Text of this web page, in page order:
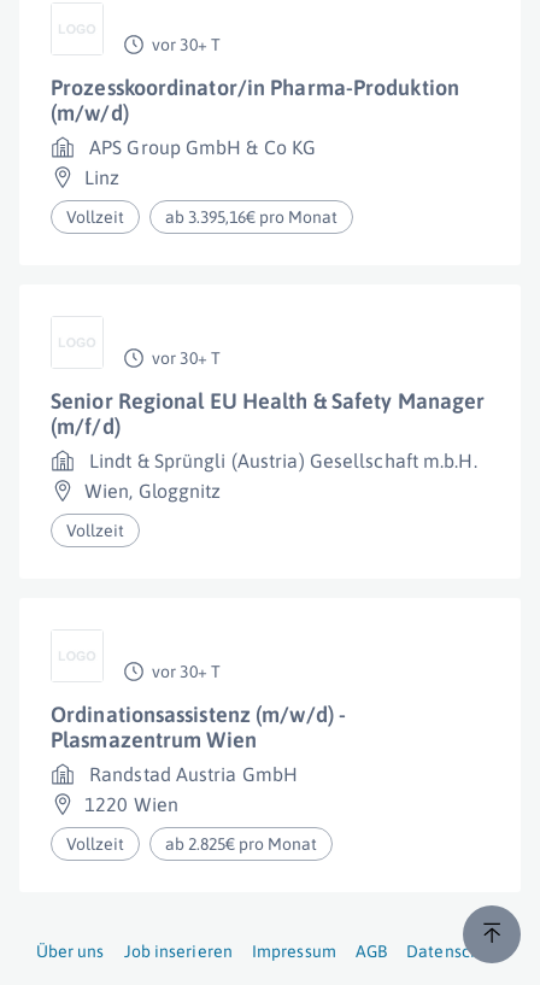
vor 30+ T
Prozesskoordinator/in Pharma-Produktion
(m/w/d)
APS Group GmbH & Co KG
Linz
Vollzeit ab 3.395,16€ pro Monat
vor 30+ T
Senior Regional EU Health & Safety Manager
(m/f/d)
Lindt & Sprüngli (Austria) Gesellschaft m.b.H.
Wien, Gloggnitz
Vollzeit
vor 30+ T
Ordinationsassistenz (m/w/d) -
Plasmazentrum Wien
Randstad Austria GmbH
1220 Wien
Vollzeit ab 2.825€ pro Monat
Über uns Job inserieren Impressum AGB Datenschutz